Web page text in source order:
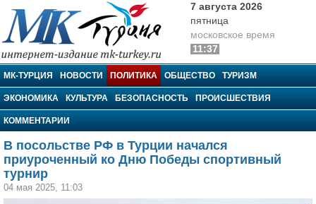
МК-Турция
7 августа 2026
пятница
московское время
11:37
МК-ТУРЦИЯ НОВОСТИ ПОЛИТИКА ОБЩЕСТВО ТУРИЗМ
ЭКОНОМИКА КУЛЬТУРА БЕЗОПАСНОСТЬ ПРОИСШЕСТВИЯ
КОММЕНТАРИИ
В посольстве РФ в Турции начался
приуроченный ко Дню Победы спортивный
турнир
04 мая 2025, 11:03